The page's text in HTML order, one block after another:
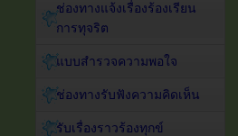
ช่องทางแจ้งเรื่องร้องเรียน
การทุจริต
แบบสำรวจความพอใจ
ช่องทางรับฟังความคิดเห็น
รับเรื่องราวร้องทุกข์